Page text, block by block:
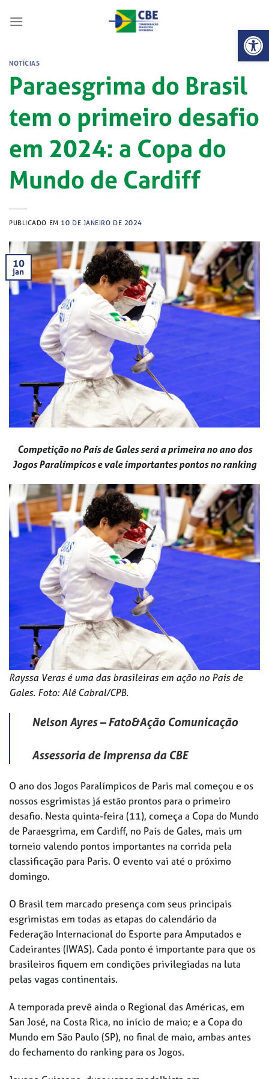
Abrir
NOTÍCIAS
Paraesgrima do Brasil
tem o primeiro desafio
em 2024: a Copa do
Mundo de Cardiff
PUBLICADO EM 10 DE JANEIRO DE 2024
10
jan
Competição no País de Gales será a primeira no ano dos
Jogos Paralímpicos e vale importantes pontos no ranking
Rayssa Veras é uma das brasileiras em ação no País de
Gales. Foto: Alê Cabral/CPB.
Nelson Ayres – Fato&Ação Comunicação
Assessoria de Imprensa da CBE
O ano dos Jogos Paralímpicos de Paris mal começou e os
nossos esgrimistas já estão prontos para o primeiro
desafio. Nesta quinta-feira (11), começa a Copa do Mundo
de Paraesgrima, em Cardiff, no País de Gales, mais um
torneio valendo pontos importantes na corrida pela
classificação para Paris. O evento vai até o próximo
domingo.
O Brasil tem marcado presença com seus principais
esgrimistas em todas as etapas do calendário da
Federação Internacional do Esporte para Amputados e
Cadeirantes (IWAS). Cada ponto é importante para que os
brasileiros fiquem em condições privilegiadas na luta
pelas vagas continentais.
A temporada prevê ainda o Regional das Américas, em
San José, na Costa Rica, no início de maio; e a Copa do
Mundo em São Paulo (SP), no final de maio, ambas antes
do fechamento do ranking para os Jogos.